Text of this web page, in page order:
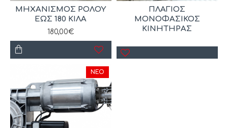
ΜΗΧΑΝΙΣΜΟΣ ΡΟΛΟΥ
ΕΩΣ 180 ΚΙΛΑ
180,00€
ΠΛΑΓΙΟΣ
ΜΟΝΟΦΑΣΙΚΟΣ
ΚΙΝΗΤΗΡΑΣ
ΝΈΟ